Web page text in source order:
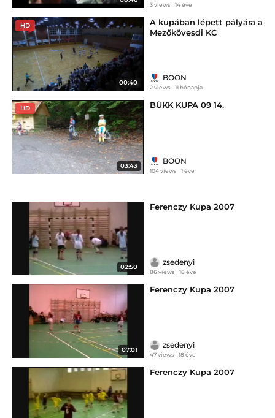
3 views 14 éve
HD
00:40
A kupában lépett pályára a
Mezőkövesdi KC
BOON
2 views 11 hónapja
HD
03:43
BÜKK KUPA 09 14.
BOON
104 views 1 éve
02:50
Ferenczy Kupa 2007
zsedenyi
86 views 18 éve
07:01
Ferenczy Kupa 2007
zsedenyi
47 views 18 éve
Ferenczy Kupa 2007